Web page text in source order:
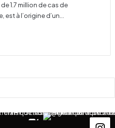
1.7 million de cas de
à l’origine d’un…